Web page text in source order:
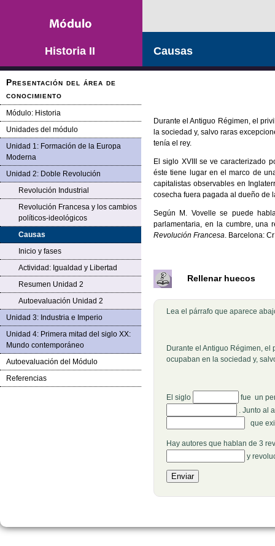
Historia II
Presentación del área de
conocimiento
Módulo: Historia
Unidades del módulo
Unidad 1: Formación de la Europa
Moderna
Unidad 2: Doble Revolución
Revolución Industrial
Revolución Francesa y los cambios
políticos-ideológicos
Causas
Inicio y fases
Actividad: Igualdad y Libertad
Resumen Unidad 2
Autoevaluación Unidad 2
Unidad 3: Industria e Imperio
Unidad 4: Primera mitad del siglo XX:
Mundo contemporáneo
Autoevaluación del Módulo
Referencias
Causas
Durante el Antiguo Régimen, el
la sociedad y, salvo raras
tenía el rey.
El siglo XVIII se ve caracterizado
éste tiene lugar en el marco de
capitalistas observables en
cosecha fuera pagada al dueño de
Según M. Vovelle se puede
parlamentaria, en la cumbre, una
Revolución Francesa. Barcelona:
Rellenar huecos
Lea el párrafo que aparece
Durante el Antiguo Régimen,
ocupaban en la sociedad y,
El siglo Rellenar huecos (1):
fue un
. Junto al
que
Hay autores que hablan de 3
y